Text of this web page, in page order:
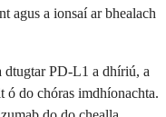
agus a ionsaí ar bhealach
dtugtar PD-L1 a dhíriú, a
ó do chóras imdhíonachta.